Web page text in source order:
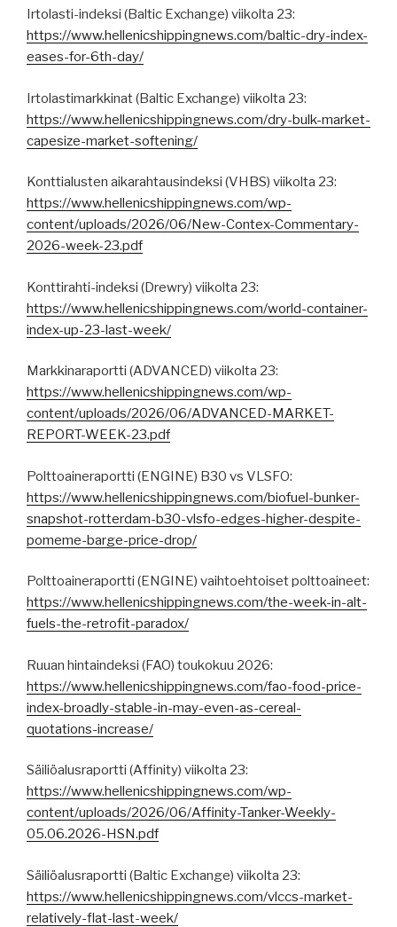
Irtolasti-indeksi (Baltic Exchange) viikolta 23:
https://www.hellenicshippingnews.com/baltic-dry-index-
eases-for-6th-day/
Irtolastimarkkinat (Baltic Exchange) viikolta 23:
https://www.hellenicshippingnews.com/dry-bulk-market-
capesize-market-softening/
Konttialusten aikarahtausindeksi (VHBS) viikolta 23:
https://www.hellenicshippingnews.com/wp-
content/uploads/2026/06/New-Contex-Commentary-
2026-week-23.pdf
Konttirahti-indeksi (Drewry) viikolta 23:
https://www.hellenicshippingnews.com/world-container-
index-up-23-last-week/
Markkinaraportti (ADVANCED) viikolta 23:
https://www.hellenicshippingnews.com/wp-
content/uploads/2026/06/ADVANCED-MARKET-
REPORT-WEEK-23.pdf
Polttoaineraportti (ENGINE) B30 vs VLSFO:
https://www.hellenicshippingnews.com/biofuel-bunker-
snapshot-rotterdam-b30-vlsfo-edges-higher-despite-
pomeme-barge-price-drop/
Polttoaineraportti (ENGINE) vaihtoehtoiset polttoaineet:
https://www.hellenicshippingnews.com/the-week-in-alt-
fuels-the-retrofit-paradox/
Ruuan hintaindeksi (FAO) toukokuu 2026:
https://www.hellenicshippingnews.com/fao-food-price-
index-broadly-stable-in-may-even-as-cereal-
quotations-increase/
Säiliöalusraportti (Affinity) viikolta 23:
https://www.hellenicshippingnews.com/wp-
content/uploads/2026/06/Affinity-Tanker-Weekly-
05.06.2026-HSN.pdf
Säiliöalusraportti (Baltic Exchange) viikolta 23:
https://www.hellenicshippingnews.com/vlccs-market-
relatively-flat-last-week/